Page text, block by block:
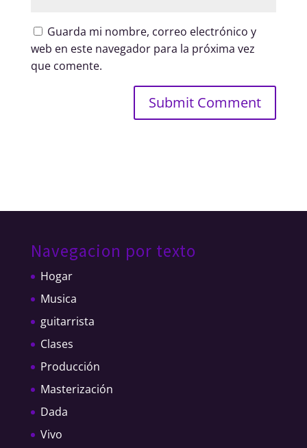
Guarda mi nombre, correo electrónico y
web en este navegador para la próxima vez
que comente.
Navegacion por texto
Hogar
Musica
guitarrista
Clases
Producción
Masterización
Dada
Vivo